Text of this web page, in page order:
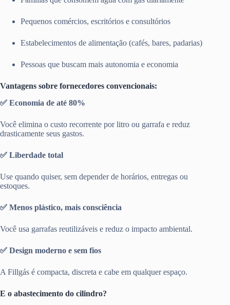
Pequenos comércios, escritórios e consultórios
Estabelecimentos de alimentação (cafés, bares, padarias)
Pessoas que buscam mais autonomia e economia
Vantagens sobre fornecedores convencionais:
✅ Economia de até 80%
Você elimina o custo recorrente por litro ou garrafa e reduz
drasticamente seus gastos.
✅ Liberdade total
Use quando quiser, sem depender de horários, entregas ou
estoques.
✅ Menos plástico, mais consciência
Você usa garrafas reutilizáveis e reduz o impacto ambiental.
✅ Design moderno e sem fios
A Fillgás é compacta, discreta e cabe em qualquer espaço.
E o abastecimento do cilindro?